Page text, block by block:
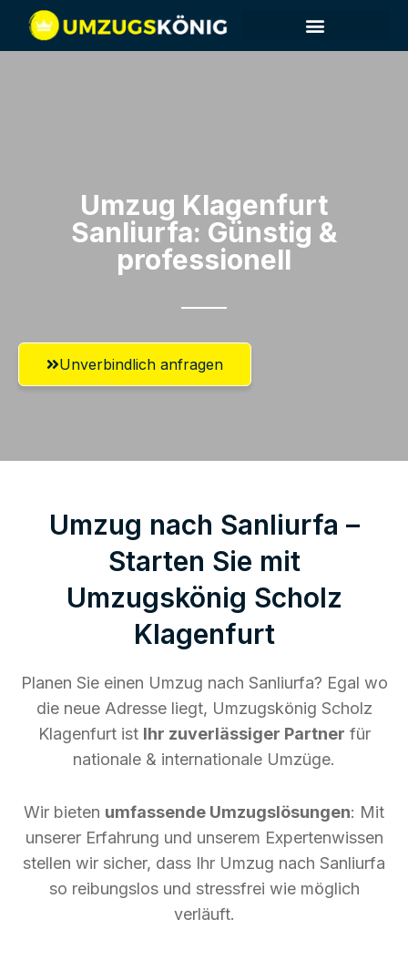
Umzug Klagenfurt​
Sanliurfa: Günstig &
professionell​
Unverbindlich anfragen
Umzug nach Sanliurfa –
Starten Sie mit
Umzugskönig Scholz
Klagenfurt
Planen Sie einen Umzug nach Sanliurfa? Egal wo
die neue Adresse liegt, Umzugskönig Scholz
Klagenfurt ist Ihr zuverlässiger Partner für
nationale & internationale Umzüge.
Wir bieten umfassende Umzugslösungen: Mit
unserer Erfahrung und unserem Expertenwissen
stellen wir sicher, dass Ihr Umzug nach Sanliurfa
so reibungslos und stressfrei wie möglich
verläuft.